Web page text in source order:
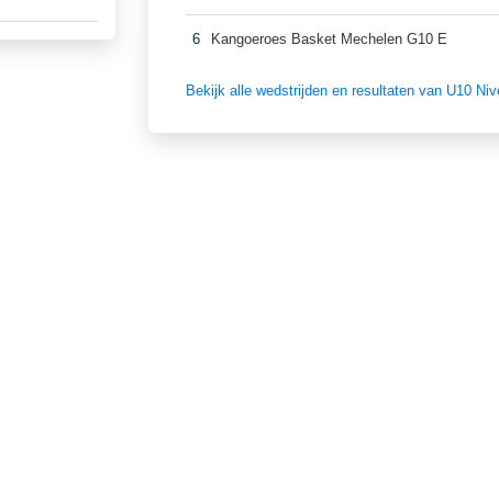
6 Kangoeroes Basket Mechelen G10 E
Bekijk alle wedstrijden en resultaten van U10